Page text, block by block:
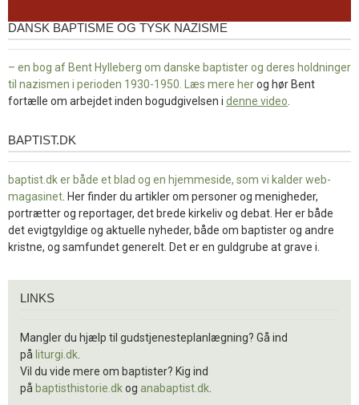
DANSK BAPTISME OG TYSK NAZISME
– en bog af Bent Hylleberg om danske baptister og deres holdninger
til nazismen i perioden 1930-1950. Læs mere herog hør Bent
fortælle om arbejdet inden bogudgivelsen i denne video
baptist.dk
BAPTIST.DK
baptist.dk er både et blad og en hjemmeside, som vi kalder web-
magasinet . Her finder du artikler om personer og menigheder,
portrætter og reportager, det brede kirkeliv og debat. Her er både
det evigtgyldige og aktuelle nyheder, både om baptister og andre
kristne, og samfundet generelt. Det er en guldgrube at grave i.
LINKS
Mangler du hjælp til gudstjenesteplanlægning? Gå ind
på liturgi.dk
Vil du vide mere om baptister? Kig ind
på baptisthistorie.dkog anabaptist.dk